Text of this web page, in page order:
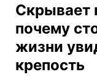
Скрывает
почему
жизни
крепость